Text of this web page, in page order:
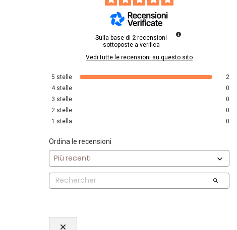
Sulla base di 2 recensioni
sottoposte a verifica
Vedi tutte le recensioni su questo sito
5 stelle
2
4 stelle
0
3 stelle
0
2 stelle
0
1 stella 0
Ordina le recensioni